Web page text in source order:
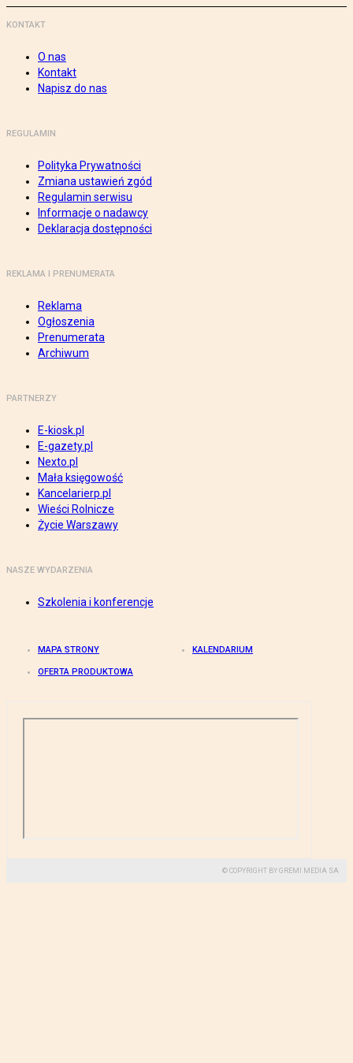
KONTAKT
O nas
Kontakt
Napisz do nas
REGULAMIN
Polityka Prywatności
Zmiana ustawień zgód
Regulamin serwisu
Informacje o nadawcy
Deklaracja dostępności
REKLAMA I PRENUMERATA
Reklama
Ogłoszenia
Prenumerata
Archiwum
PARTNERZY
E-kiosk.pl
E-gazety.pl
Nexto.pl
Mała księgowość
Kancelarierp.pl
Wieści Rolnicze
Życie Warszawy
NASZE WYDARZENIA
Szkolenia i konferencje
MAPA STRONY KALENDARIUM
OFERTA PRODUKTOWA
© COPYRIGHT BY GREMI MEDIA SA